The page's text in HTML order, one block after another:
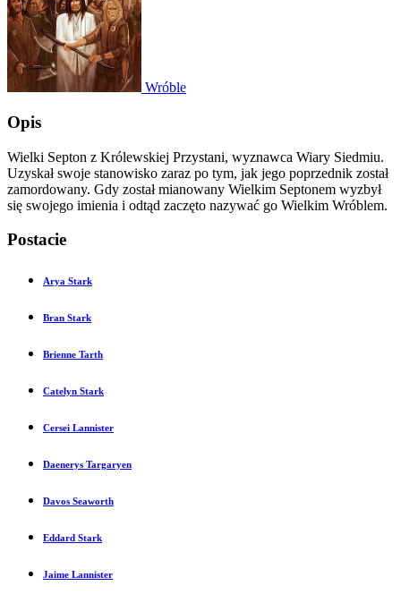
Wróble
Opis
Wielki Septon z Królewskiej Przystani, wyznawca Wiary Siedmiu.
Uzyskał swoje stanowisko zaraz po tym, jak jego poprzednik został
zamordowany. Gdy został mianowany Wielkim Septonem wyzbył
się swojego imienia i odtąd zaczęto nazywać go Wielkim Wróblem.
Postacie
Arya Stark
Bran Stark
Brienne Tarth
Catelyn Stark
Cersei Lannister
Daenerys Targaryen
Davos Seaworth
Eddard Stark
Jaime Lannister